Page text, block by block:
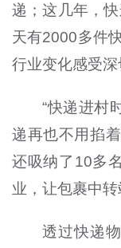
递；这几年，
天有2000多件
行业变化感受深
“快递进村
递再也不用掐
还吸纳了10多
业，让包裹中转
透过快递